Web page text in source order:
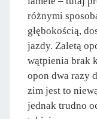
różnymi
głębokością,
jazdy. Zaletą
wątpienia brak
opon dwa razy
zim jest to
jednak trudno